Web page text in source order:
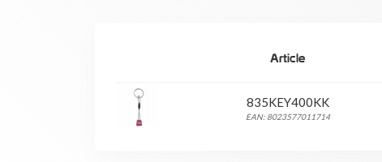
Article
835KEY400KK
EAN: 8023577011714